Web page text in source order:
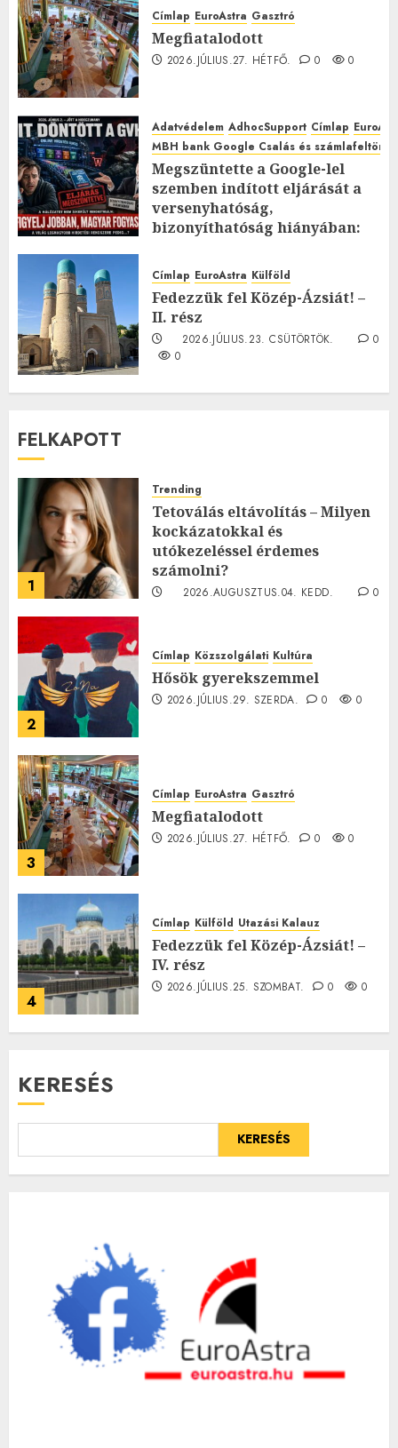
Címlap EuroAstra Gasztró
Megfiatalodott
2026.JÚLIUS.27. HÉTFŐ. 0 0
Adatvédelem AdhocSupport Címlap
MBH bank Google Csalás és
Megszüntette a Google-lel
szemben indított eljárását a
versenyhatóság,
bizonyíthatóság hiányában:
2026.JÚLIUS.23. CSÜTÖRTÖK.
0
Címlap EuroAstra Külföld
Fedezzük fel Közép-Ázsiát! –
II. rész
2026.JÚLIUS.23. CSÜTÖRTÖK.
0
0
FELKAPOTT
1
Trending
Tetoválás eltávolítás – Milyen
kockázatokkal és
utókezeléssel érdemes
számolni?
2026.AUGUSZTUS.04. KEDD.
0
2
Címlap Közszolgálati Kultúra
Hősök gyerekszemmel
2026.JÚLIUS.29. SZERDA. 0 0
3
Címlap EuroAstra Gasztró
Megfiatalodott
2026.JÚLIUS.27. HÉTFŐ. 0 0
4
Címlap Külföld Utazási Kalauz
Fedezzük fel Közép-Ázsiát! –
IV. rész
2026.JÚLIUS.25. SZOMBAT. 0 0
KERESÉS
KERESÉS